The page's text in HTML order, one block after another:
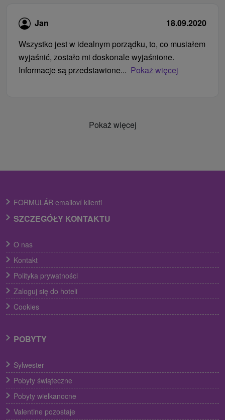
Jan
18.09.2020
Wszystko jest w idealnym porządku, to, co musiałem
wyjaśnić, zostało mi doskonale wyjaśnione.
Informacje są przedstawione... Pokaż więcej
Pokaż więcej
FORMULÁR emailoví klienti
SZCZEGÓŁY KONTAKTU
O nas
Kontakt
Polityka prywatności
Zaloguj się do hoteli
Cookies
POBYTY
Sylwester
Pobyty świąteczne
Pobyty wielkanocne
Valentine pozostaje